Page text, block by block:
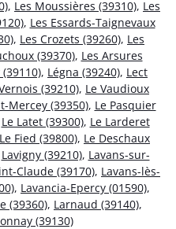
, Les Moussières (39310), Les
, Les Essards-Taignevaux
, Les Crozets (39260), Les
(39370), Les Arsures
, Légna (39240), Lect
(39210), Le Vaudioux
Mercey (39350), Le Pasquier
Le Latet (39300), Le Larderet
Le Fied (39800), Le Deschaux
Lavigny (39210), Lavans-sur-
Claude (39170), Lavans-lès-
, Lavancia-Epercy (01590),
(39360), Larnaud (39140),
(39130)